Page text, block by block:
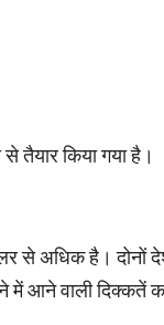
तैयार किया गया है।
से अधिक है।
आने वाली दिक्कतें